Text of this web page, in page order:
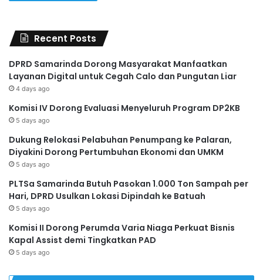
Recent Posts
DPRD Samarinda Dorong Masyarakat Manfaatkan
Layanan Digital untuk Cegah Calo dan Pungutan Liar
4 days ago
Komisi IV Dorong Evaluasi Menyeluruh Program DP2KB
5 days ago
Dukung Relokasi Pelabuhan Penumpang ke Palaran,
Diyakini Dorong Pertumbuhan Ekonomi dan UMKM
5 days ago
PLTSa Samarinda Butuh Pasokan 1.000 Ton Sampah per
Hari, DPRD Usulkan Lokasi Dipindah ke Batuah
5 days ago
Komisi II Dorong Perumda Varia Niaga Perkuat Bisnis
Kapal Assist demi Tingkatkan PAD
5 days ago